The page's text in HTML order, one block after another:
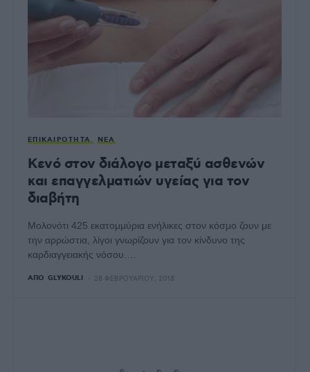
ΕΠΙΚΑΙΡΌΤΗΤΑ ΝΈΑ
Κενό στον διάλογο μεταξύ ασθενών
και επαγγελματιών υγείας για τον
διαβήτη
Μολονότι 425 εκατομμύρια ενήλικες στον κόσμο ζουν με
την αρρώστια, λίγοι γνωρίζουν για τον κίνδυνο της
καρδιαγγειακής νόσου.…
ΑΠΌ GLYKOULI 28 ΦΕΒΡΟΥΑΡΊΟΥ, 2018